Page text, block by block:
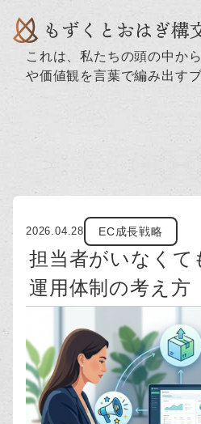
これは、私たちの頭の中か
や価値観を言葉で編み出すブ
2026.04.28 EC成長戦略
担当者がいなくて
運用体制の考え方